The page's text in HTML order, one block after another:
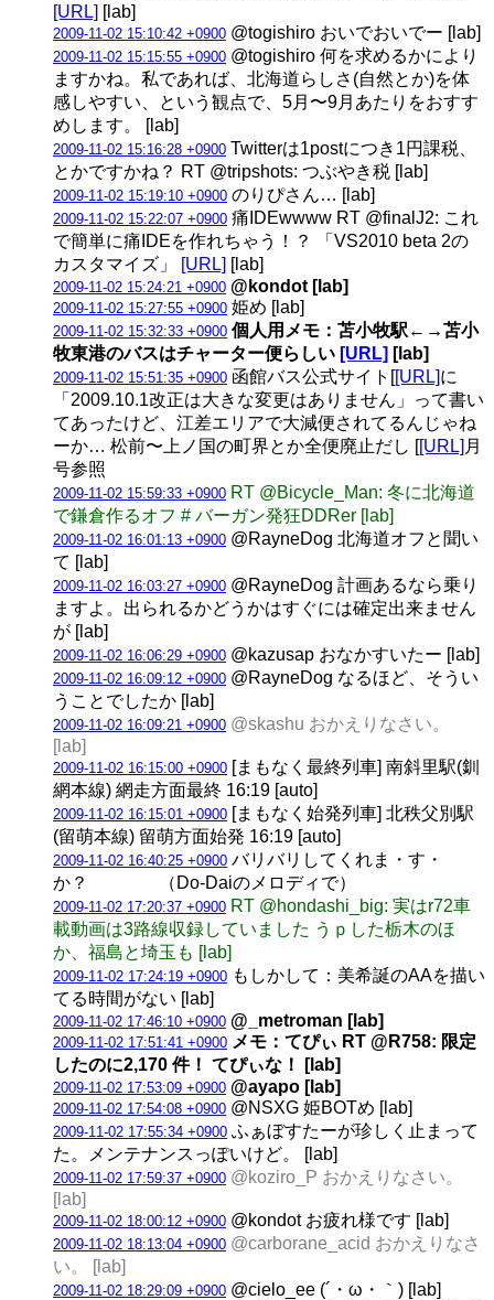
[URL] [lab]
2009-11-02 15:10:42 +0900 @togishiro おいでおいでー [lab]
2009-11-02 15:15:55 +0900 @togishiro 何を求めるかにより
ますかね。私であれば、北海道らしさ(自然とか)を体
感しやすい、という観点で、5月〜9月あたりをおすす
めします。 [lab]
2009-11-02 15:16:28 +0900 Twitterは1postにつき1円課税、
とかですかね？ RT @tripshots: つぶやき税 [lab]
2009-11-02 15:19:10 +0900 のりぴさん… [lab]
2009-11-02 15:22:07 +0900 痛IDEwwww RT @finalJ2: これ
で簡単に痛IDEを作れちゃう！？ 「VS2010 beta 2の
カスタマイズ」
[URL] [lab]
2009-11-02 15:24:21 +0900 @kondot [lab]
2009-11-02 15:27:55 +0900 姫め [lab]
2009-11-02 15:32:33 +0900 個人用メモ：苫小牧駅←→苫小
牧東港のバスはチャーター便らしい [URL] [lab]
2009-11-02 15:51:35 +0900 函館バス公式サイト[[URL]に
「2009.10.1改正は大きな変更はありません」って書い
てあったけど、江差エリアで大減便されてるんじゃね
ーか… 松前〜上ノ国の町界とか全便廃止だし [[URL] 月
号参照
2009-11-02 15:59:33 +0900 RT @Bicycle_Man: 冬に北海道
で鎌倉作るオフ # バーガン発狂DDRer [lab]
2009-11-02 16:01:13 +0900 @RayneDog 北海道オフと聞い
て [lab]
2009-11-02 16:03:27 +0900 @RayneDog 計画あるなら乗り
ますよ。出られるかどうかはすぐには確定出来ません
が [lab]
2009-11-02 16:06:29 +0900 @kazusap おなかすいたー [lab]
2009-11-02 16:09:12 +0900 @RayneDog なるほど、そうい
うことでしたか [lab]
2009-11-02 16:09:21 +0900 @skashu おかえりなさい。
[lab]
2009-11-02 16:15:00 +0900 [まもなく最終列車] 南斜里駅(釧
網本線) 網走方面最終 16:19 [auto]
2009-11-02 16:15:01 +0900 [まもなく始発列車] 北秩父別駅
(留萌本線) 留萌方面始発 16:19 [auto]
2009-11-02 16:40:25 +0900 バリバリしてくれま・す・
か？ （Do-Daiのメロディで）
2009-11-02 17:20:37 +0900 RT @hondashi_big: 実はr72車
載動画は3路線収録していました うｐした栃木のほ
か、福島と埼玉も [lab]
2009-11-02 17:24:19 +0900 もしかして：美希誕のAAを描い
てる時間がない [lab]
2009-11-02 17:46:10 +0900 @_metroman [lab]
2009-11-02 17:51:41 +0900 メモ：てぴぃ RT @R758: 限定
したのに2,170 件！ てぴぃな！ [lab]
2009-11-02 17:53:09 +0900 @ayapo [lab]
2009-11-02 17:54:08 +0900 @NSXG 姫BOTめ [lab]
2009-11-02 17:55:34 +0900 ふぁぼすたーが珍しく止まって
た。メンテナンスっぽいけど。 [lab]
2009-11-02 17:59:37 +0900 @koziro_P おかえりなさい。
[lab]
2009-11-02 18:00:12 +0900 @kondot お疲れ様です [lab]
2009-11-02 18:13:04 +0900 @carborane_acid おかえりなさ
い。 [lab]
2009-11-02 18:29:09 +0900 @cielo_ee (´・ω・｀) [lab]